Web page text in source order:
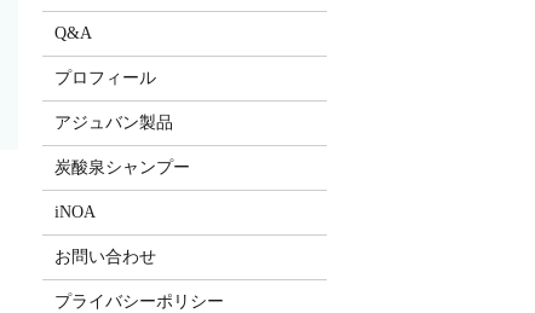
Q&A
プロフィール
アジュバン製品
炭酸泉シャンプー
iNOA
お問い合わせ
プライバシーポリシー